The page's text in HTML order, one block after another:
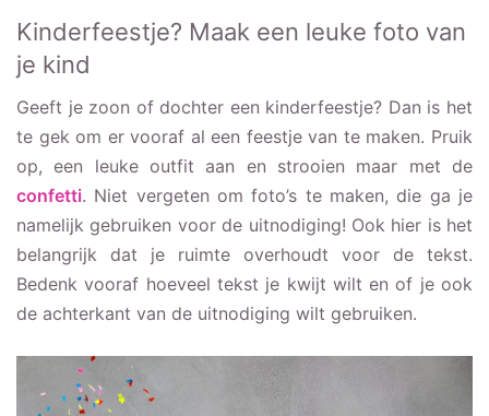
Kinderfeestje? Maak een leuke foto van
je kind
Geeft je zoon of dochter een kinderfeestje? Dan is het
te gek om er vooraf al een feestje van te maken. Pruik
op, een leuke outfit aan en strooien maar met de
confetti. Niet vergeten om foto’s te maken, die ga je
namelijk gebruiken voor de uitnodiging! Ook hier is het
belangrijk dat je ruimte overhoudt voor de tekst.
Bedenk vooraf hoeveel tekst je kwijt wilt en of je ook
de achterkant van de uitnodiging wilt gebruiken.